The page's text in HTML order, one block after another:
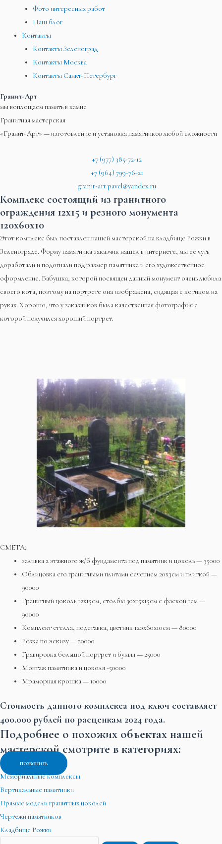
Фото интересных работ
Наш блог
Контакты
Контакты Зеленоград
Контакты Москва
Контакты Санкт-Петербург
Гранит-Арт
мы воплощаем память в камне
Гранитная мастерская
«Гранит-Арт» — изготовление и установка памятников любой сложности
+7 (977) 385-72-12
+7 (964) 799-76-21
granit-art.pavel@yandex.ru
Комплекс состоящий из гранитного
ограждения 12х15 и резного монумента
120х60х10
Этот комплекс был поставлен нашей мастерской на кладбище Рожки в
Зеленограде. Форму памятника заказчик нашел в интернете, мы ее чуть
доработали и подогнали под размер памятника и его художественное
оформление. Бабушка, которой посвящен данный монумент очень любила
своего кота, поэтому на портрете она изображена, сидящая с котиком на
руках. Хорошо, что у заказчиков была качественная фотография с
которой получился хороший портрет.
СМЕТА:
заливка 2 этажного ж/б фундамента под памятник и цоколь — 35000
Облицовка его гранитными плитами сечением 20х3см и плиткой —
90000
Гранитный цоколь 12х15см, столбы 30х15х15см с фаской 1см —
90000
Комплект стелла, подставка, цветник 120х60х10см — 80000
Резка по эскизу — 20000
Гравировка большой портрет и буквы — 25000
Монтаж памятника и цоколя -50000
Мраморная крошка — 10000
Стоимость данного комплекса под ключ составляет
400.000 рублей по расценкам 2024 года.
Подробнее о похожих объектах нашей
мастерской смотрите в категориях:
позвонить
Мемориальные комплексы
Вертикальные памятники
Прямые модели гранитных цоколей
Чертежи памятников
Кладбище Рожки